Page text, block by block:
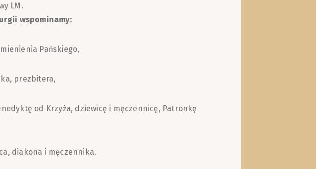
LM.
wspominamy:
Pańskiego,
prezbitera,
od Krzyża, dziewicę i męczennicę, Patronkę
diakona i męczennika.